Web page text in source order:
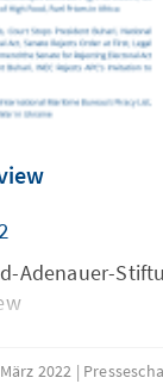
Adenauer-
2022